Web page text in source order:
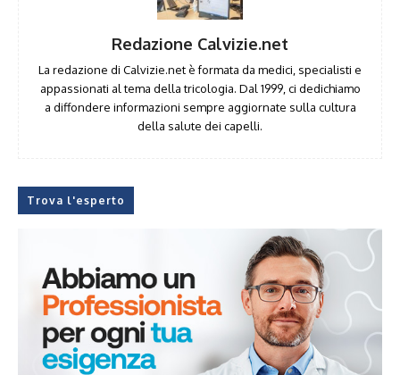
Redazione Calvizie.net
La redazione di Calvizie.net è formata da medici, specialisti e
appassionati al tema della tricologia. Dal 1999, ci dedichiamo
a diffondere informazioni sempre aggiornate sulla cultura
della salute dei capelli.
Trova l'esperto